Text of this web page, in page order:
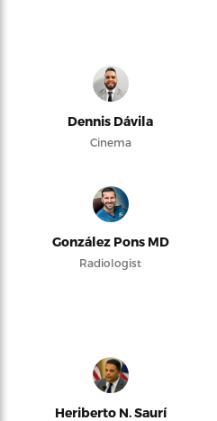
Dennis Dávila
Cinema
González Pons MD
Radiologist
Heriberto N. Saurí